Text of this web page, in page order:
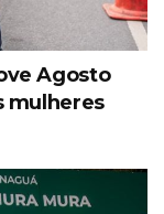
Agosto
mulheres